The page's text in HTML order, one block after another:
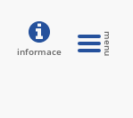
informace